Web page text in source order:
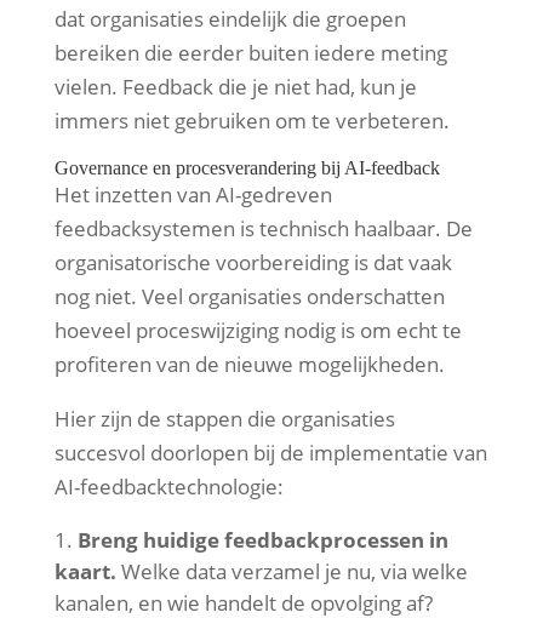
dat organisaties eindelijk die groepen
bereiken die eerder buiten iedere meting
vielen. Feedback die je niet had, kun je
immers niet gebruiken om te verbeteren.
Governance en procesverandering bij AI-feedback
Het inzetten van AI-gedreven
feedbacksystemen is technisch haalbaar. De
organisatorische voorbereiding is dat vaak
nog niet. Veel organisaties onderschatten
hoeveel proceswijziging nodig is om echt te
profiteren van de nieuwe mogelijkheden.
Hier zijn de stappen die organisaties
succesvol doorlopen bij de implementatie van
AI-feedbacktechnologie:
Breng huidige feedbackprocessen in
kaart. Welke data verzamel je nu, via welke
kanalen, en wie handelt de opvolging af?